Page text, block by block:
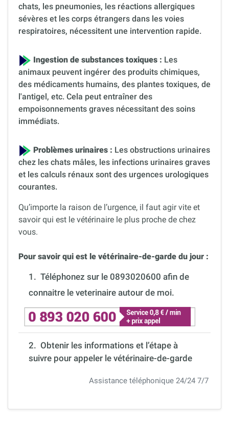
chats, les pneumonies, les réactions allergiques
sévères et les corps étrangers dans les voies
respiratoires, nécessitent une intervention rapide.
Ingestion de substances toxiques : Les
animaux peuvent ingérer des produits chimiques,
des médicaments humains, des plantes toxiques, de
l'antigel, etc. Cela peut entraîner des
empoisonnements graves nécessitant des soins
immédiats.
Problèmes urinaires : Les obstructions urinaires
chez les chats mâles, les infections urinaires graves
et les calculs rénaux sont des urgences urologiques
courantes.
Qu’importe la raison de l’urgence, il faut agir vite et
savoir qui est le vétérinaire le plus proche de chez
vous.
Pour savoir qui est le vétérinaire-de-garde du jour :
1. Téléphonez sur le 0893020600 afin de
connaitre le veterinaire autour de moi.
2. Obtenir les informations et l’étape à
suivre pour appeler le vétérinaire-de-garde
Assistance téléphonique 24/24 7/7